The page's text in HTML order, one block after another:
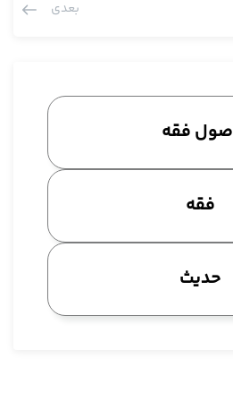
لم توذن، أن دارد، در همین چاپی
نسخه چاپی أن دارد. البته انصافش
استخراج زیادی کردند، شاید
است اما متاسفانه هنوز
نمی شود، نمی خواهم راجع به این
برداشتند چاپ کردند و در آثار شیخ
را برده اما شیخ طوسی نبرده. البته
من اسماء کتبه، معلوم می شود اگر
و إلا قاعدتا باید شیخ طوسی که
بعدی
فقه
فقه
حدیث